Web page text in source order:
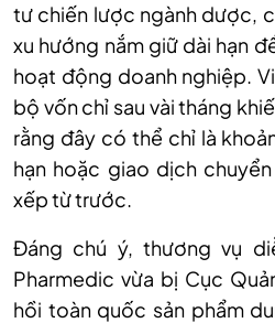
tư chiến lược ngành dược,
xu hướng nắm giữ dài hạn
hoạt động doanh nghiệp.
bộ vốn chỉ sau vài tháng
rằng đây có thể chỉ là
hạn hoặc giao dịch
xếp từ trước.
Đáng chú ý, thương vụ
Pharmedic vừa bị Cục
hồi toàn quốc sản phẩm